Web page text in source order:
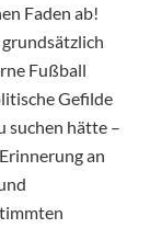
Faden ab!
Fußball
Gefilde
suchen hätte –
an